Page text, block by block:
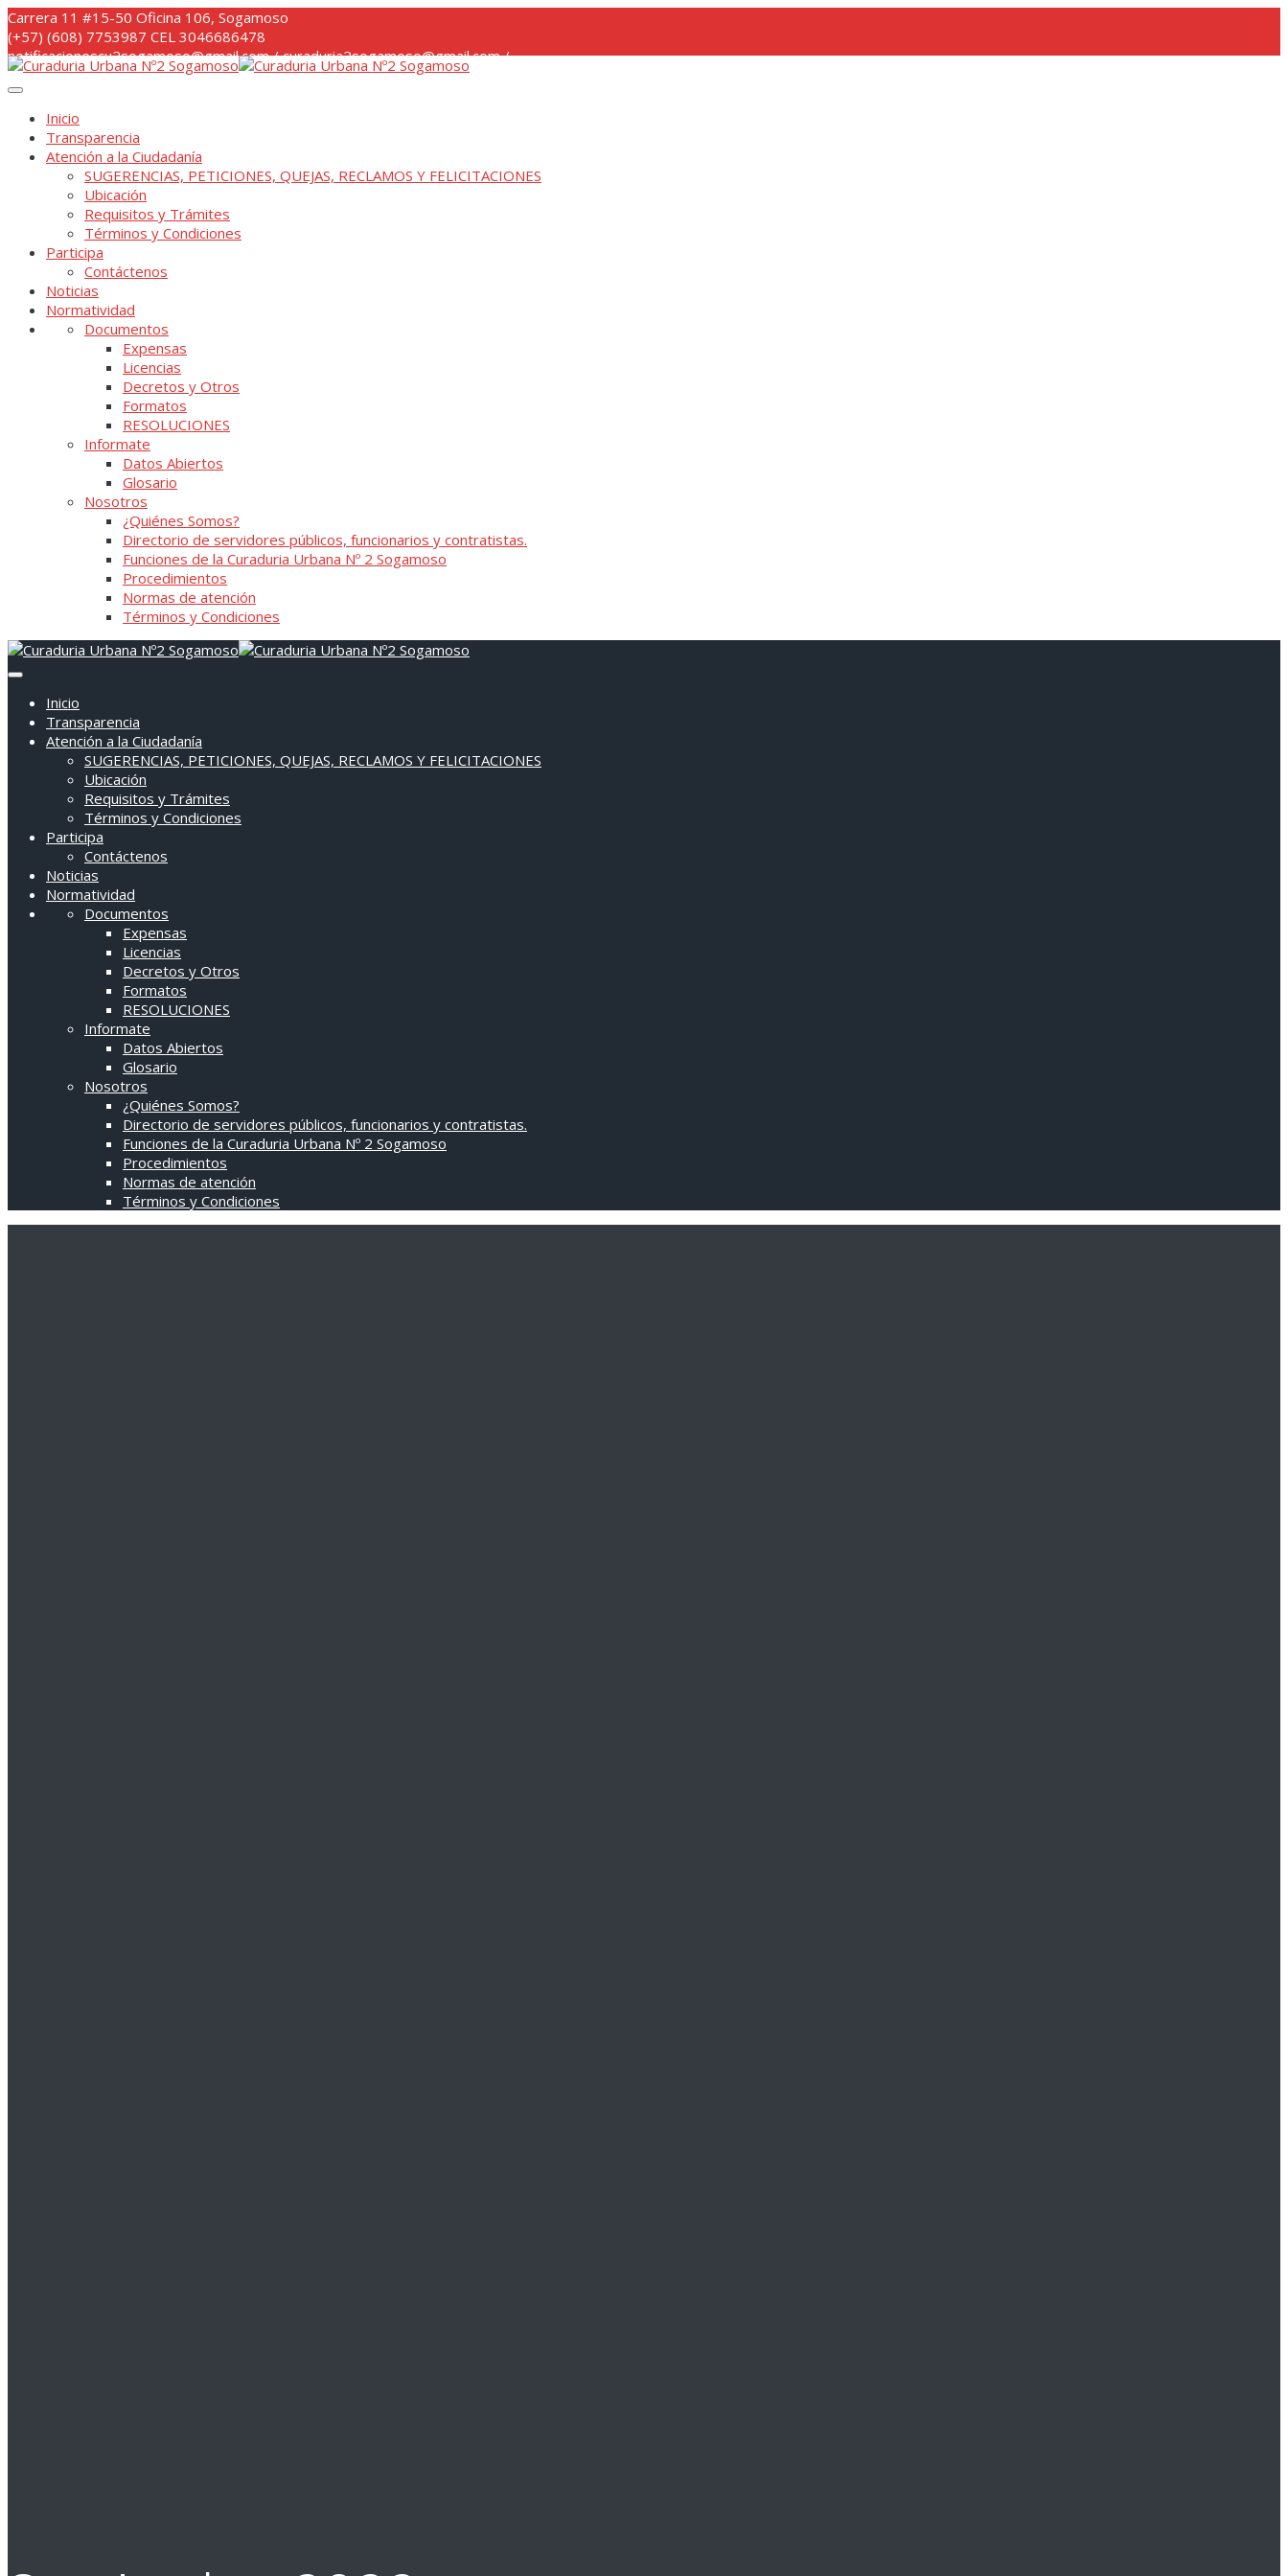
Skip
to
content
Carrera 11 #15-50 Oficina 106, Sogamoso
(+57) (608) 7753987 CEL 3046686478
notificacionescu2sogamoso@gmail.com / curaduria2sogamoso@gmail.com /
Inicio
Transparencia
Atención a la Ciudadanía
SUGERENCIAS, PETICIONES, QUEJAS, RECLAMOS Y FELICITACIONES
Ubicación
Requisitos y Trámites
Términos y Condiciones
Participa
Contáctenos
Noticias
Normatividad
Documentos
Expensas
Licencias
Decretos y Otros
Formatos
RESOLUCIONES
Informate
Datos Abiertos
Glosario
Nosotros
¿Quiénes Somos?
Directorio de servidores públicos, funcionarios y contratistas.
Funciones de la Curaduria Urbana Nº 2 Sogamoso
Procedimientos
Normas de atención
Términos y Condiciones
Inicio
Transparencia
Atención a la Ciudadanía
SUGERENCIAS, PETICIONES, QUEJAS, RECLAMOS Y FELICITACIONES
Ubicación
Requisitos y Trámites
Términos y Condiciones
Participa
Contáctenos
Noticias
Normatividad
Documentos
Expensas
Licencias
Decretos y Otros
Formatos
RESOLUCIONES
Informate
Datos Abiertos
Glosario
Nosotros
¿Quiénes Somos?
Directorio de servidores públicos, funcionarios y contratistas.
Funciones de la Curaduria Urbana Nº 2 Sogamoso
Procedimientos
Normas de atención
Términos y Condiciones